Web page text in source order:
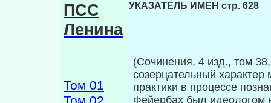
ПСС
Ленина
Том 01
УКАЗАТЕЛЬ ИМЕН стр. 628
(Сочинения, 4 изд., том
созерцательный характер
практики в процессе
Фейербах был идеологом